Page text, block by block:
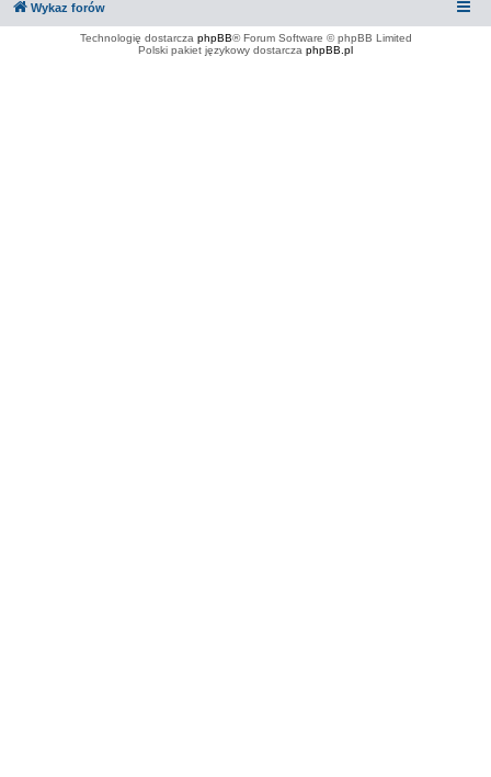
Wykaz forów
Technologię dostarcza phpBB® Forum Software © phpBB Limited
Polski pakiet językowy dostarcza phpBB.pl